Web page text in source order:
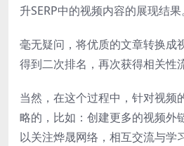
升SERP中的视频内容的展现结果。
毫无疑问，将优质的文章转换成
得到二次排名，再次获得相关性
当然，在这个过程中，针对视频
略的，比如：创建更多的视频外
以关注烨晟网络，相互交流与学习